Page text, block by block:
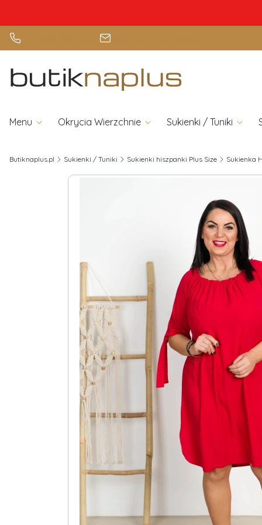
Menu Okrycia Wierzchnie Sukienki / Tuniki
Butiknaplus.pl Sukienki / Tuniki Sukienki hiszpanki Plus Size Sukienka